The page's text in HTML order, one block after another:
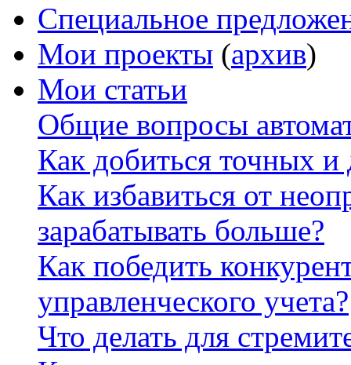
Специальное
Мои проекты (архив)
Мои статьи
Общие вопросы
Как добиться точных
Как избавиться от
зарабатывать больше?
Как победить
управленческого учета?
Что делать для